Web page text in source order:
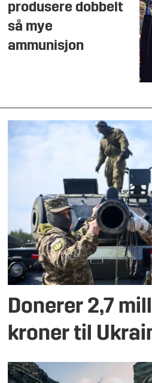
produsere dobbelt
så mye
ammunisjon
Donerer 2,7
kroner til